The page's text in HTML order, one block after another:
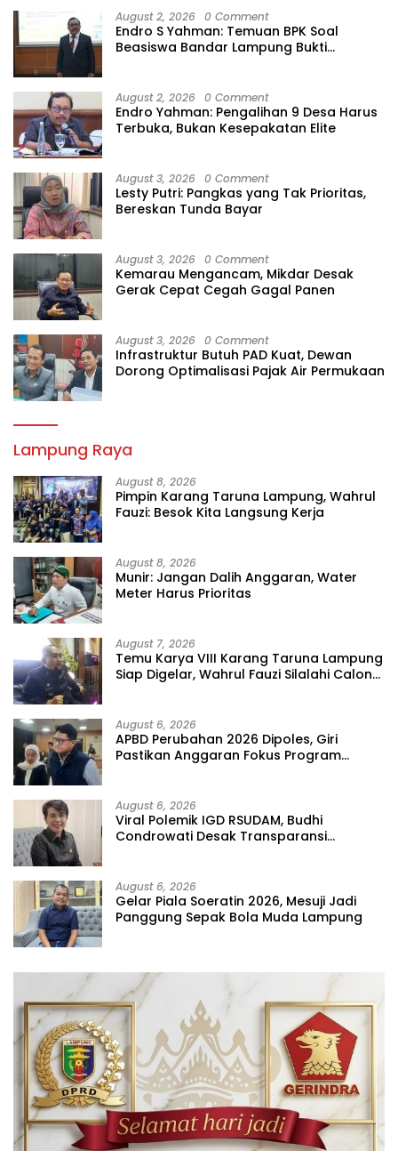
August 2, 2026 0 Comment
Endro S Yahman: Temuan BPK Soal
Beasiswa Bandar Lampung Bukti
August 2, 2026 0 Comment
Endro Yahman: Pengalihan 9 Desa Harus
Terbuka, Bukan Kesepakatan Elite
August 3, 2026 0 Comment
Lesty Putri: Pangkas yang Tak Prioritas,
Bereskan Tunda Bayar
August 3, 2026 0 Comment
Kemarau Mengancam, Mikdar Desak
Gerak Cepat Cegah Gagal Panen
August 3, 2026 0 Comment
Infrastruktur Butuh PAD Kuat, Dewan
Dorong Optimalisasi Pajak Air Permukaan
Lampung Raya
August 8, 2026
Pimpin Karang Taruna Lampung, Wahrul
Fauzi: Besok Kita Langsung Kerja
August 8, 2026
Munir: Jangan Dalih Anggaran, Water
Meter Harus Prioritas
August 7, 2026
Temu Karya VIII Karang Taruna Lampung
Siap Digelar, Wahrul Fauzi Silalahi Calon
August 6, 2026
APBD Perubahan 2026 Dipoles, Giri
Pastikan Anggaran Fokus Program
August 6, 2026
Viral Polemik IGD RSUDAM, Budhi
Condrowati Desak Transparansi
August 6, 2026
Gelar Piala Soeratin 2026, Mesuji Jadi
Panggung Sepak Bola Muda Lampung